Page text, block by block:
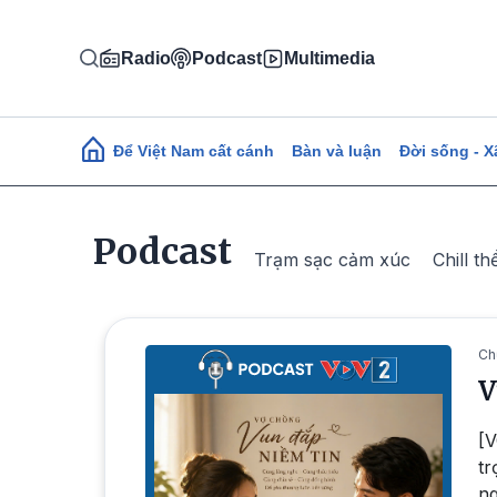
Radio Podcast Multimedia
Main navigation
Để Việt Nam cất cánh Bàn và luận Đời sống -
Podcast Trạm sạc cảm xúc Chill